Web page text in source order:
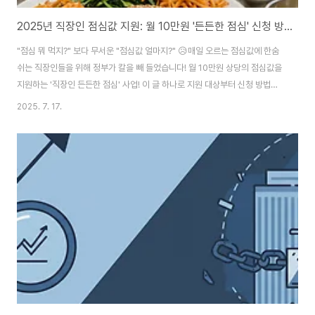
2025년 직장인 점심값 지원: 월 10만원 '든든한 점심' 신청 방법
"점심 뭐 먹지?" 보다 무서운 "점심값 얼마지?" 😥매일 오르는 점심값에 한숨
쉬는 직장인들을 위해 정부가 칼을 빼 들었습니다! 월 10만원 상당의 점심값을
지원하는 '직장인 든든한 점심' 사업! 이 글 하나로 지원 대상부터 신청 방법까
지 완벽하게 확인하세요.안녕하세요! 😊 '런치플레이션(Lunchflation)'이라
먼저 걱정하는 게 현실이 되었죠. 이러한 직장인들의 어려움을 덜어주기 위해,
2025년 하반기부터 '직장인 든든한 점심' 지원 사업이 시범적으로 시행될 예
정입니다. 오늘은 많은 분들이 궁금해하실 이 새로운 정책의 내용과 신청 자격,
그리고 어떻게 준비해야 하는지 A to Z로 알려드릴게요! 새로운 정책에 대..
2025. 7. 17.